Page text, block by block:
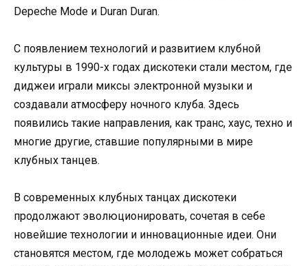
Depeche Mode и Duran Duran.
С появлением технологий и развитием клубной
культуры в 1990-х годах дискотеки стали местом, где
диджеи играли миксы электронной музыки и
создавали атмосферу ночного клуба. Здесь
появились такие направления, как транс, хаус, техно и
многие другие, ставшие популярными в мире
клубных танцев.
В современных клубных танцах дискотеки
продолжают эволюционировать, сочетая в себе
новейшие технологии и инновационные идеи. Они
становятся местом, где молодежь может собраться